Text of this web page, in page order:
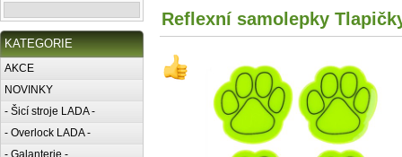
KATEGORIE
AKCE
NOVINKY
- Šicí stroje LADA -
- Overlock LADA -
- Galanterie -
Reflexní samolepky